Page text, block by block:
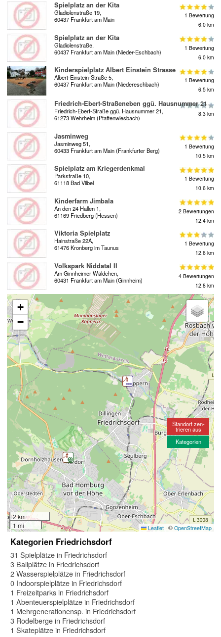
Spielplatz an der Kita
Gladiolenstraße 19,
60437 Frankfurt am Main
1 Bewertung
6.0 km
Spielplatz an der Kita
Gladiolenstraße,
60437 Frankfurt am Main (Nieder-Eschbach)
1 Bewertung
6.0 km
Kinderspielplatz Albert Einstein Strasse
Albert-Einstein-Straße 5,
60437 Frankfurt am Main (Niedereschbach)
1 Bewertung
6.5 km
Friedrich-Ebert-Straßeneben ggü. Hausnummer 21
Friedrich-Ebert-Straße ggü. Hausnummer 21,
61273 Wehrheim (Pfaffenwiesbach)
8.3 km
Jasminweg
Jasminweg 51,
60433 Frankfurt am Main (Frankfurter Berg)
1 Bewertung
10.5 km
Spielplatz am Kriegerdenkmal
Parkstraße 10,
61118 Bad Vilbel
1 Bewertung
10.6 km
Kinderfarm Jimbala
An den 24 Hallen 1,
61169 Friedberg (Hessen)
2 Bewertungen
12.4 km
Viktoria Spielplatz
Hainstraße 22A,
61476 Kronberg im Taunus
1 Bewertung
12.6 km
Volkspark Niddatal II
Am Ginnheimer Wäldchen,
60431 Frankfurt am Main (Ginnheim)
4 Bewertungen
12.8 km
+
−
2 km
1 mi
Leaflet | © OpenStreetMap
Standort zen-
trieren aus
Kategorien
Kategorien Friedrichsdorf
31 Spielplätze in Friedrichsdorf
3 Ballplätze in Friedrichsdorf
2 Wasserspielplätze in Friedrichsdorf
0 Indoorspielplätze in Friedrichsdorf
1 Freizeitparks in Friedrichsdorf
1 Abenteuerspielplätze in Friedrichsdorf
1 Mehrgenerationensp. in Friedrichsdorf
3 Rodelberge in Friedrichsdorf
1 Skateplätze in Friedrichsdorf